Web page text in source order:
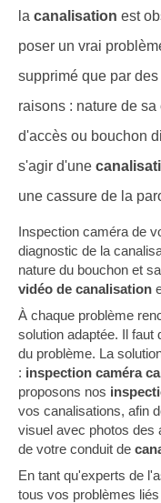
la canalisation est
poser un vrai
supprimé que par
raisons : nature de
d'accès ou bouchon
s'agir d'une
une cassure de la
Inspection caméra de
diagnostic de la
nature du bouchon et
vidéo de canalisation
À chaque problème
solution adaptée. Il faut
du problème. La
: inspection caméra
proposons nos
vos canalisations, afin
visuel avec photos des
de votre conduit de
En tant qu'experts de
tous vos problèmes